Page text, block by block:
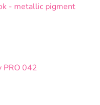
- metallic pigment
PRO 042